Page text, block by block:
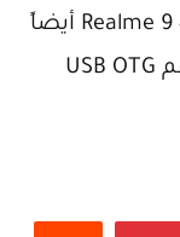
وليس هذا فقط بل يحتوي هاتف Realme 9 4G أيضاً